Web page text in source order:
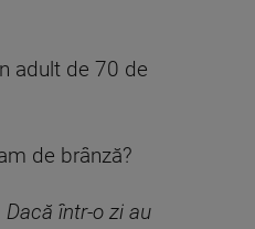
adult de 70 de
de brânză?
Dacă într-o zi au